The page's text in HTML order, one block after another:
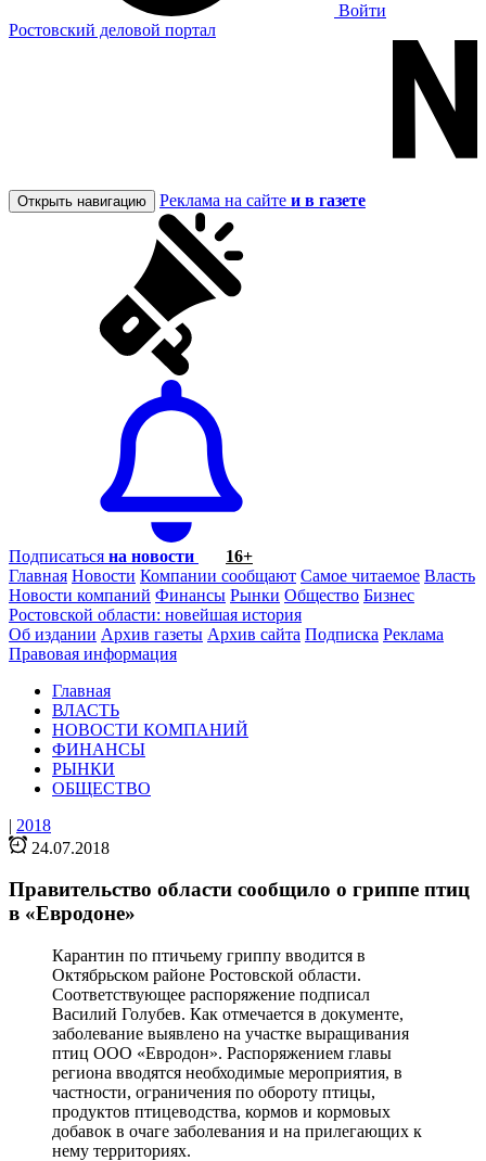
Войти
Ростовский деловой портал
Открыть навигацию Реклама на сайте и в газете
Подписаться на новости
16+
Главная Новости Компании сообщают Самое читаемое Власть
Новости компаний Финансы Рынки Общество Бизнес
Ростовской области: новейшая история
Об издании Архив газеты Архив сайта Подписка Реклама
Правовая информация
Главная
ВЛАСТЬ
НОВОСТИ КОМПАНИЙ
ФИНАНСЫ
РЫНКИ
ОБЩЕСТВО
| 2018
24.07.2018
Правительство области сообщило о гриппе птиц
в «Евродоне»
Карантин по птичьему гриппу вводится в
Октябрьском районе Ростовской области.
Соответствующее распоряжение подписал
Василий Голубев. Как отмечается в документе,
заболевание выявлено на участке выращивания
птиц ООО «Евродон». Распоряжением главы
региона вводятся необходимые мероприятия, в
частности, ограничения по обороту птицы,
продуктов птицеводства, кормов и кормовых
добавок в очаге заболевания и на прилегающих к
нему территориях.